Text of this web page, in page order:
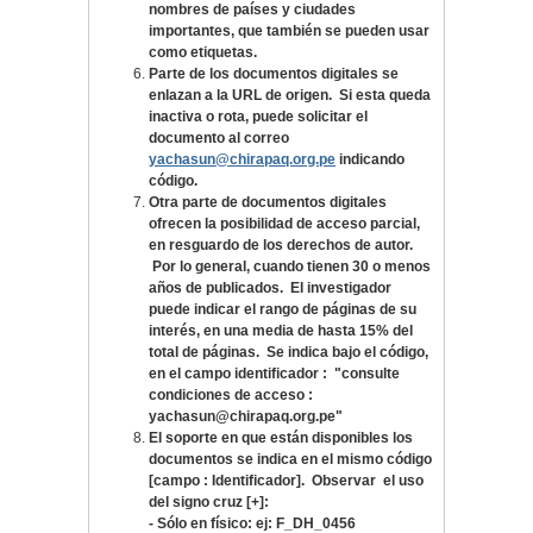
nombres de países y ciudades
importantes, que también se pueden usar
como etiquetas.
Parte de los documentos digitales se
enlazan a la URL de origen. Si esta queda
inactiva o rota, puede solicitar el
documento al correo
yachasun@chirapaq.org.pe indicando
código.
Otra parte de documentos digitales
ofrecen la posibilidad de acceso parcial,
en resguardo de los derechos de autor.
Por lo general, cuando tienen 30 o menos
años de publicados. El investigador
puede indicar el rango de páginas de su
interés, en una media de hasta 15% del
total de páginas. Se indica bajo el código,
en el campo identificador : "consulte
condiciones de acceso :
yachasun@chirapaq.org.pe"
El soporte en que están disponibles los
documentos se indica en el mismo código
[campo : Identificador]. Observar el uso
del signo cruz [+]:
- Sólo en físico: ej: F_DH_0456